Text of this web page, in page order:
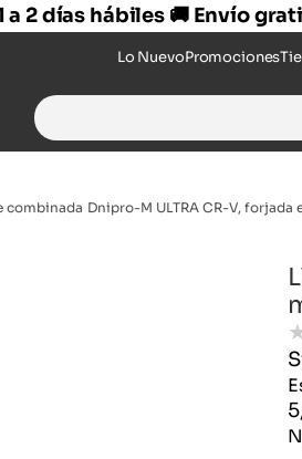
a 2 días hábiles 🚚 Envío
Lo NuevoPromociones
Search
for:
combinada Dnipro-M ULTRA CR-V, forjada